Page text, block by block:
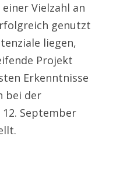
einer Vielzahl an
genutzt
liegen,
Projekt
Erkenntnisse
bei der
September